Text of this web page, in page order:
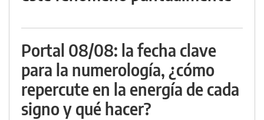
Portal 08/08: la fecha clave
para la numerología, ¿cómo
repercute en la energía de cada
signo y qué hacer?